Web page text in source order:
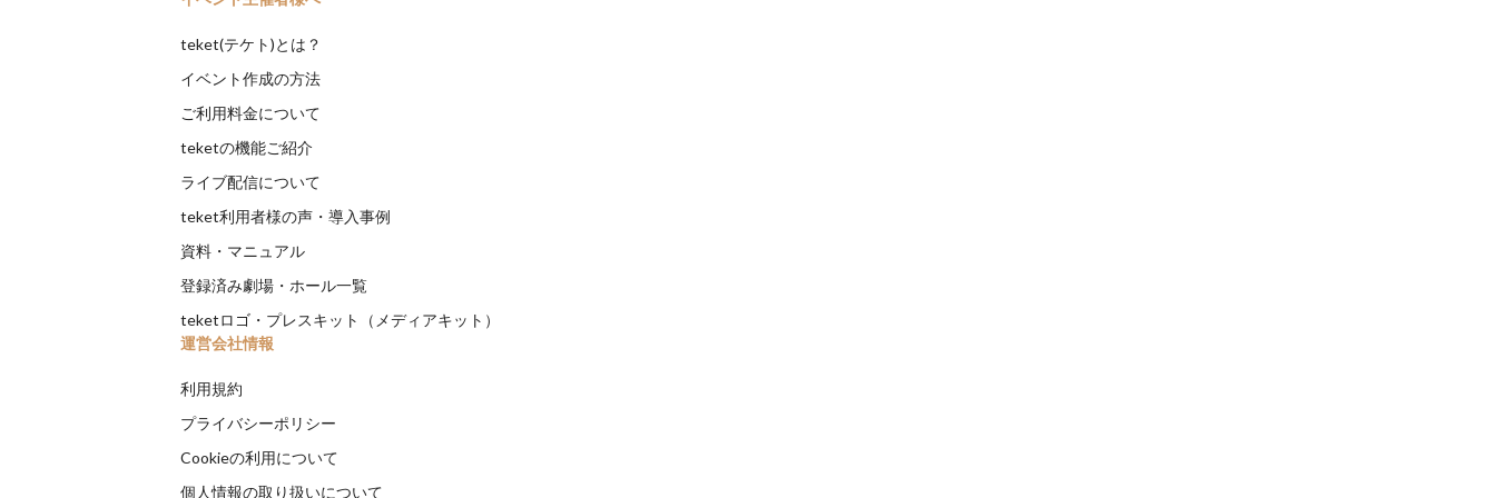
teket(テケト)とは？
イベント作成の方法
ご利用料金について
teketの機能ご紹介
ライブ配信について
teket利用者様の声・導入事例
資料・マニュアル
登録済み劇場・ホール一覧
teketロゴ・プレスキット（メディアキット）
運営会社情報
利用規約
プライバシーポリシー
Cookieの利用について
個人情報の取り扱いについて